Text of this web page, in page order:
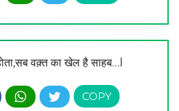
वक़्त का खेल है साहब…l